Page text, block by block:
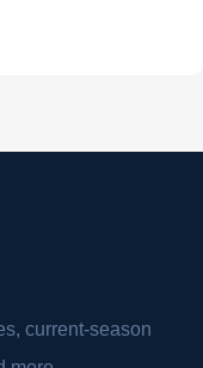
current-season